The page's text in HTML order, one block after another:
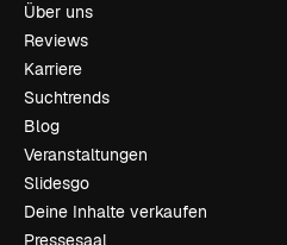
Über uns
Reviews
Karriere
Suchtrends
Blog
Veranstaltungen
Slidesgo
Deine Inhalte verkaufen
Pressesaal